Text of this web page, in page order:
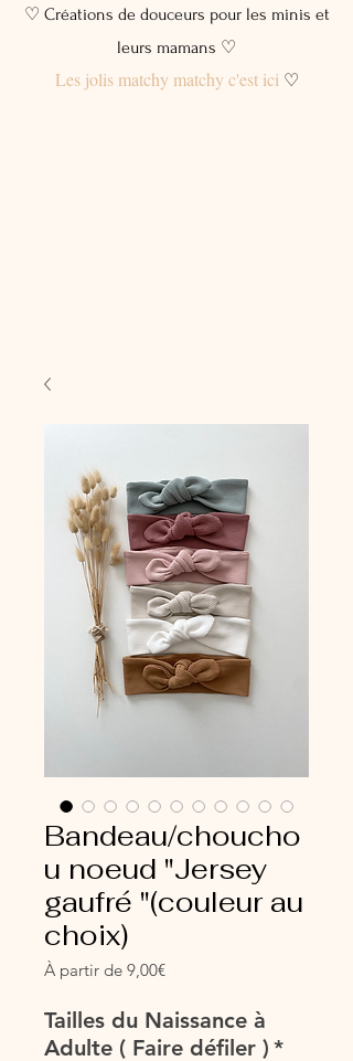
♡ Créations de douceurs pour les minis et
leurs mamans ♡
Les jolis matchy matchy c'est ici♡
Bandeau/choucho
u noeud "Jersey
gaufré "(couleur au
choix)
À partir de 9,00€Prix
Tailles du Naissance à
Adulte ( Faire défiler ) *